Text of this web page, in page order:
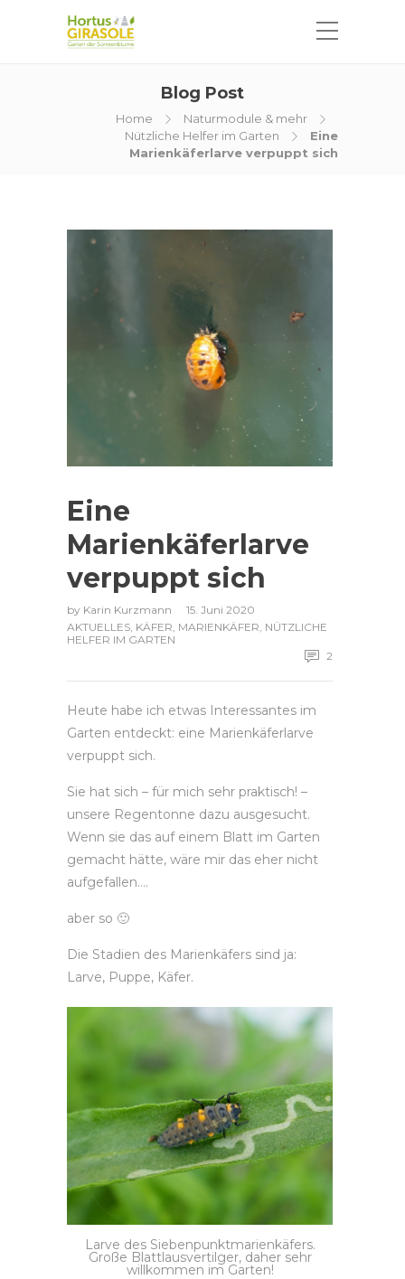
Blog Post
Home
Naturmodule & mehr
Nützliche Helfer im Garten
Eine
Marienkäferlarve verpuppt sich
Eine
Marienkäferlarve
verpuppt sich
by Karin Kurzmann
15. Juni 2020
AKTUELLES, KÄFER, MARIENKÄFER, NÜTZLICHE
HELFER IM GARTEN
2
Heute habe ich etwas Interessantes im
Garten entdeckt: eine Marienkäferlarve
verpuppt sich.
Sie hat sich – für mich sehr praktisch! –
unsere Regentonne dazu ausgesucht.
Wenn sie das auf einem Blatt im Garten
gemacht hätte, wäre mir das eher nicht
aufgefallen….
aber so 🙂
Die Stadien des Marienkäfers sind ja:
Larve, Puppe, Käfer.
Larve des Siebenpunktmarienkäfers.
Große Blattlausvertilger, daher sehr
willkommen im Garten!